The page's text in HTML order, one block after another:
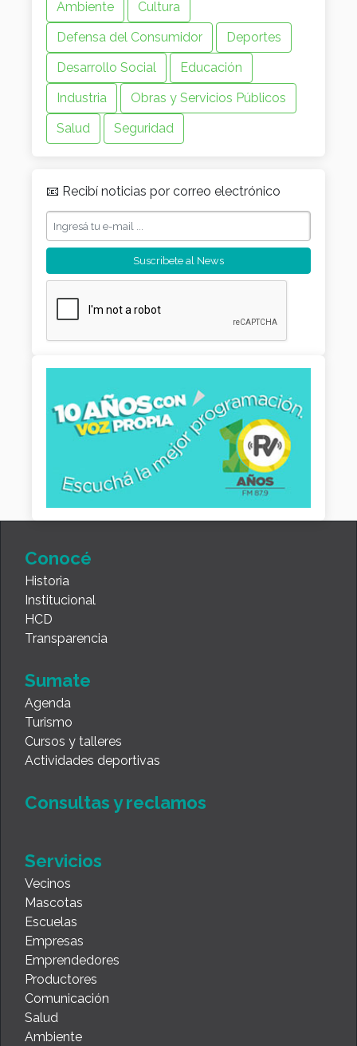
Ambiente
Cultura
Defensa del Consumidor
Deportes
Desarrollo Social
Educación
Industria
Obras y Servicios Públicos
Salud
Seguridad
📧 Recibí noticias por correo electrónico
Conocé
Historia
Institucional
HCD
Transparencia
Sumate
Agenda
Turismo
Cursos y talleres
Actividades deportivas
Consultas y reclamos
Servicios
Vecinos
Mascotas
Escuelas
Empresas
Emprendedores
Productores
Comunicación
Salud
Ambiente